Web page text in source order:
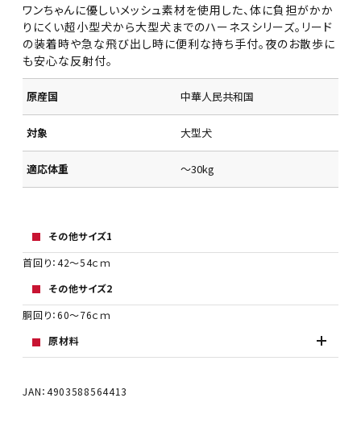
ワンちゃんに優しいメッシュ素材を使用した、体に負担がかか
りにくい超小型犬から大型犬までのハーネスシリーズ。リード
の装着時や急な飛び出し時に便利な持ち手付。夜のお散歩に
も安心な反射付。
原産国 中華人民共和国
対象 大型犬
適応体重 ～30kg
その他サイズ1
首回り：42～54ｃｍ
その他サイズ2
胴回り：60～76ｃｍ
原材料
JAN：4903588564413